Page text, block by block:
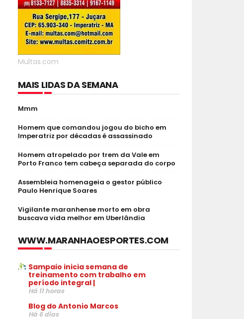
Multas.com
MAIS LIDAS DA SEMANA
Mmm
Homem que comandou jogou do bicho em
Imperatriz por décadas é assassinado
Homem atropelado por trem da Vale em
Porto Franco tem cabeça separada do corpo
Assembleia homenageia o gestor público
Paulo Henrique Soares
Vigilante maranhense morto em obra
buscava vida melhor em Uberlândia
WWW.MARANHAOESPORTES.COM
Sampaio inicia semana de
treinamento com trabalho em
período integral |
Há 11 horas
Blog do Antonio Marcos
Há 6 dias